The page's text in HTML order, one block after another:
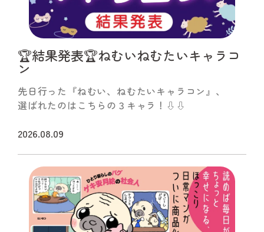
🏆結果発表🏆ねむいねむたいキャラコ
ン
先日行った『ねむい、ねむたいキャラコン』、
選ばれたのはこちらの３キャラ！⇩⇩
続きをみる
2026.08.09